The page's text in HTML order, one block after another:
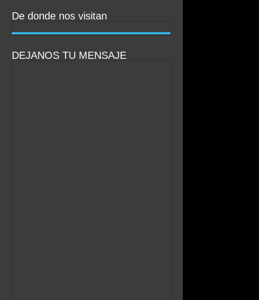
De donde nos visitan
DEJANOS TU MENSAJE